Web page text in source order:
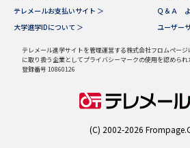
新生活お役立ちガイド
学問発見
テレメールお支払いサイト ＞
Ｑ＆Ａ
大学進学IDについて ＞
ユーザー
テレメール進学サイトを管理運営する株式会社フロムペー
に取り扱う企業としてプライバシーマークの使用を認められ
登録番号 10860126
(C) 2002-2026